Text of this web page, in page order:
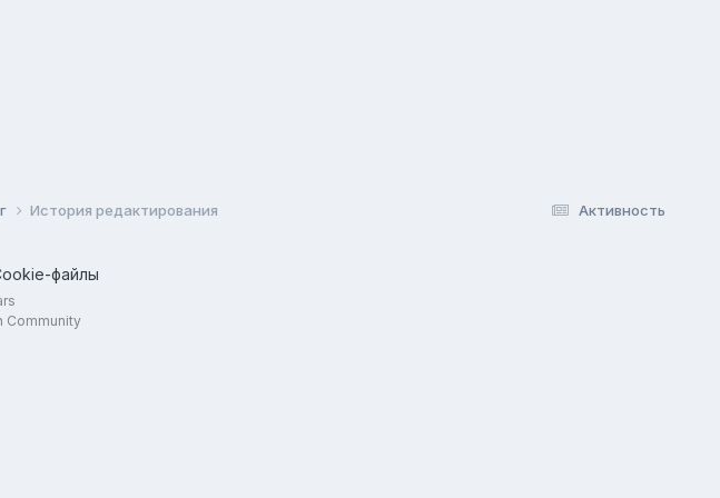
Активность
История редактирования
файлы
Community